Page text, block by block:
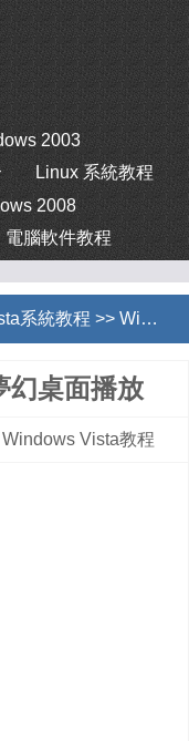
2003
Linux 系統教程
2008
電腦軟件教程
系統教程 >> Windows Vista教程
幻桌面播放
Vista教程